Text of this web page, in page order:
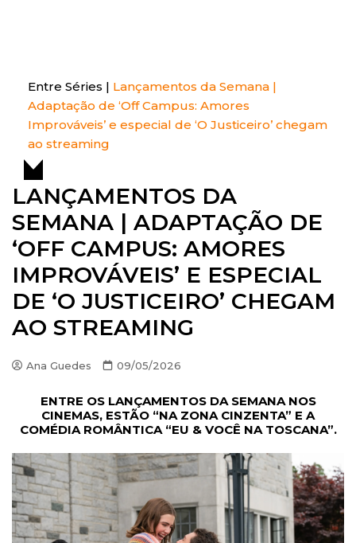
Entre Séries | Lançamentos da Semana |
Adaptação de ‘Off Campus: Amores
Improváveis’ e especial de ‘O Justiceiro’ chegam
ao streaming
LANÇAMENTOS DA
SEMANA | ADAPTAÇÃO DE
‘OFF CAMPUS: AMORES
IMPROVÁVEIS’ E ESPECIAL
DE ‘O JUSTICEIRO’ CHEGAM
AO STREAMING
Ana Guedes 09/05/2026
ENTRE OS LANÇAMENTOS DA SEMANA NOS
CINEMAS, ESTÃO “NA ZONA CINZENTA” E A
COMÉDIA ROMÂNTICA “EU & VOCÊ NA TOSCANA”.